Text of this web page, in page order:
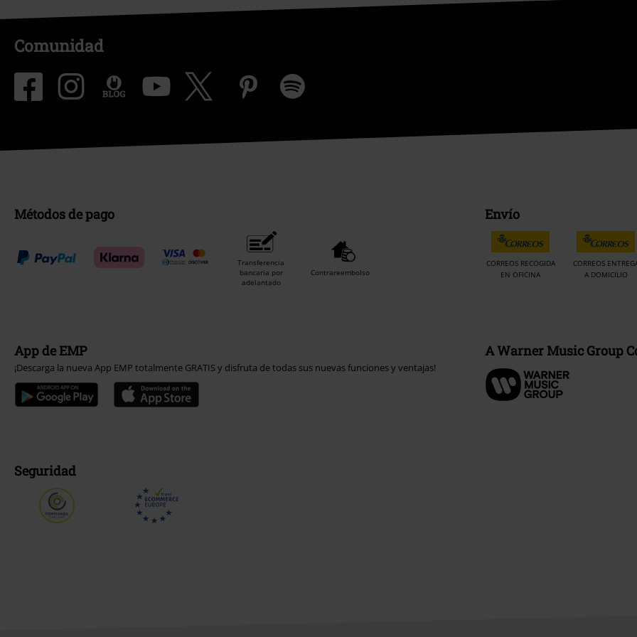
Comunidad
Métodos de pago
Transferencia
bancaria por
adelantado
Contrareembolso
Envío
CORREOS RECOGIDA
EN OFICINA
CORREOS
A DOMICILIO
App de EMP
¡Descarga la nueva App EMP totalmente GRATIS y disfruta de todas sus nuevas funciones y ventajas!
A Warner Music Group
Seguridad